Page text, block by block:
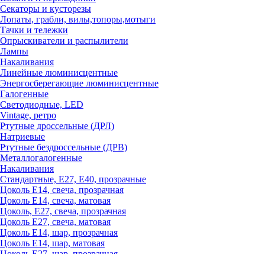
Секаторы и кусторезы
Лопаты, грабли, вилы,топоры,мотыги
Тачки и тележки
Опрыскиватели и распылители
Лампы
Накаливания
Линейные люминисцентные
Энергосберегающие люминисцентные
Галогенные
Светодиодные, LED
Vintage, ретро
Ртутные дроссельные (ДРЛ)
Натриевые
Ртутные бездроссельные (ДРВ)
Металлогалогенные
Накаливания
Стандартные, Е27, Е40, прозрачные
Цоколь Е14, свеча, прозрачная
Цоколь Е14, свеча, матовая
Цоколь, Е27, свеча, прозрачная
Цоколь Е27, свеча, матовая
Цоколь Е14, шар, прозрачная
Цоколь Е14, шар, матовая